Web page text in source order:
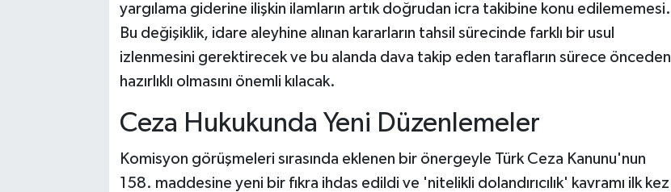
yargılama giderine ilişkin ilamların artık doğrudan icra takibine konu edilememesi.
Bu değişiklik, idare aleyhine alınan kararların tahsil sürecinde farklı bir usul
izlenmesini gerektirecek ve bu alanda dava takip eden tarafların sürece önceden
hazırlıklı olmasını önemli kılacak.
Ceza Hukukunda Yeni Düzenlemeler
Komisyon görüşmeleri sırasında eklenen bir önergeyle Türk Ceza Kanunu'nun
158. maddesine yeni bir fıkra ihdas edildi ve 'nitelikli dolandırıcılık' kavramı ilk kez